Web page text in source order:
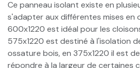
Ce panneau isolant existe en
s'adapter aux différentes mises en
600x1220 est idéal pour les
575x1220 est destiné à l'isolation
ossature bois, en 375x1220 il est
répondre à la largeur de certaines